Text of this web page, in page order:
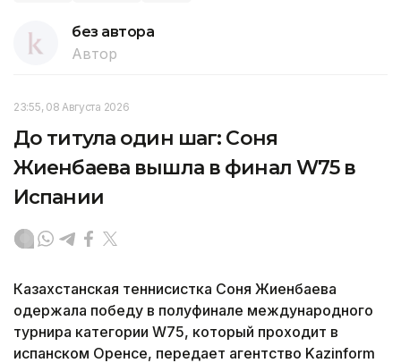
без автора
Автор
23:55, 08 Августа 2026
До титула один шаг: Соня
Жиенбаева вышла в финал W75 в
Испании
Казахстанская теннисистка Соня Жиенбаева
одержала победу в полуфинале международного
турнира категории W75, который проходит в
испанском Оренсе, передает агентство Kazinform